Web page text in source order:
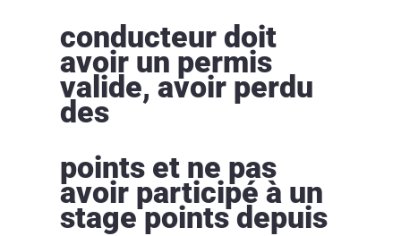
conducteur doit
avoir un permis
valide, avoir perdu
des
points et ne pas
avoir participé à un
stage points depuis